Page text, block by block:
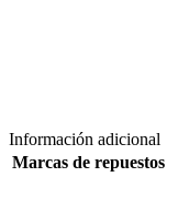
Información adicional
Marcas de repuestos